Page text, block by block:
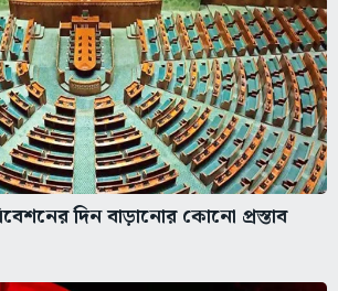
দিন বাড়ানোর কোনো প্রস্তাব